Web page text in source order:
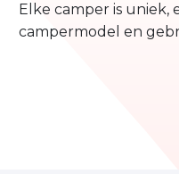
Elke camper is uniek,
campermodel en